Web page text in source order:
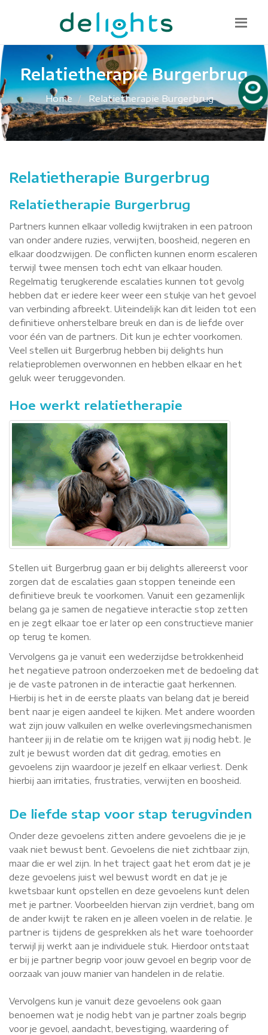
085 130 1482
info@delights.nu
Relatietherapie Burgerbrug
Home Relatietherapie Burgerbrug
Relatietherapie Burgerbrug
Relatietherapie Burgerbrug
Partners kunnen elkaar volledig kwijtraken in een patroon
van onder andere ruzies, verwijten, boosheid, negeren en
elkaar doodzwijgen. De conflicten kunnen enorm escaleren
terwijl twee mensen toch echt van elkaar houden.
Regelmatig terugkerende escalaties kunnen tot gevolg
hebben dat er iedere keer weer een stukje van het gevoel
van verbinding afbreekt. Uiteindelijk kan dit leiden tot een
definitieve onherstelbare breuk en dan is de liefde over
voor één van de partners. Dit kun je echter voorkomen.
Veel stellen uit Burgerbrug hebben bij delights hun
relatieproblemen overwonnen en hebben elkaar en het
geluk weer teruggevonden.
Hoe werkt relatietherapie
Stellen uit Burgerbrug gaan er bij delights allereerst voor
zorgen dat de escalaties gaan stoppen teneinde een
definitieve breuk te voorkomen. Vanuit een gezamenlijk
belang ga je samen de negatieve interactie stop zetten
en je zegt elkaar toe er later op een constructieve manier
op terug te komen.
Vervolgens ga je vanuit een wederzijdse betrokkenheid
het negatieve patroon onderzoeken met de bedoeling dat
je de vaste patronen in de interactie gaat herkennen.
Hierbij is het in de eerste plaats van belang dat je bereid
bent naar je eigen aandeel te kijken. Met andere woorden
wat zijn jouw valkuilen en welke overlevingsmechanismen
hanteer jij in de relatie om te krijgen wat jij nodig hebt. Je
zult je bewust worden dat dit gedrag, emoties en
gevoelens zijn waardoor je jezelf en elkaar verliest. Denk
hierbij aan irritaties, frustraties, verwijten en boosheid.
De liefde stap voor stap terugvinden
Onder deze gevoelens zitten andere gevoelens die je je
vaak niet bewust bent. Gevoelens die niet zichtbaar zijn,
maar die er wel zijn. In het traject gaat het erom dat je je
deze gevoelens juist wel bewust wordt en dat je je
kwetsbaar kunt opstellen en deze gevoelens kunt delen
met je partner. Voorbeelden hiervan zijn verdriet, bang om
de ander kwijt te raken en je alleen voelen in de relatie. Je
partner is tijdens de gesprekken als het ware toehoorder
terwijl jij werkt aan je individuele stuk. Hierdoor ontstaat
er bij je partner begrip voor jouw gevoel en begrip voor de
oorzaak van jouw manier van handelen in de relatie.
Vervolgens kun je vanuit deze gevoelens ook gaan
benoemen wat je nodig hebt van je partner zoals begrip
voor je gevoel, aandacht, bevestiging, waardering of